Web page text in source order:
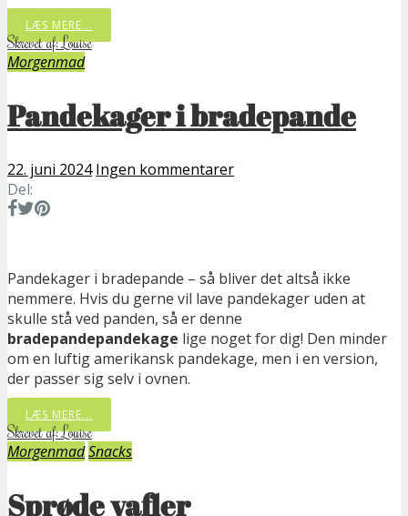
LÆS MERE...
Skrevet af: Louise
Morgenmad
Pandekager i bradepande
22. juni 2024 Ingen kommentarer
Del:
Pandekager i bradepande – så bliver det altså ikke
nemmere. Hvis du gerne vil lave pandekager uden at
skulle stå ved panden, så er denne
bradepandepandekage lige noget for dig! Den minder
om en luftig amerikansk pandekage, men i en version,
der passer sig selv i ovnen.
LÆS MERE...
Skrevet af: Louise
MorgenmadSnacks
Sprøde vafler